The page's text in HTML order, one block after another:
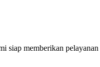
siap memberikan